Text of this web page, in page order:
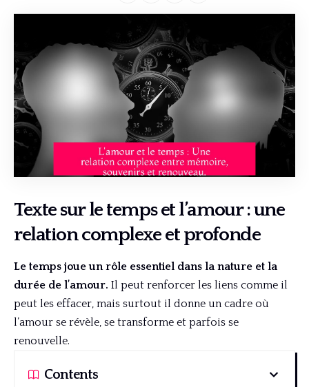
Texte sur le temps et l’amour : une
relation complexe et profonde
Le temps joue un rôle essentiel dans la nature et la
durée de l’amour. Il peut renforcer les liens comme il
peut les effacer, mais surtout il donne un cadre où
l’amour se révèle, se transforme et parfois se
renouvelle.
Contents